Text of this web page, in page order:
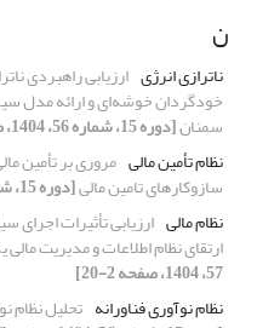
ن
ناترازی انرژی ارزیابی راهبردی
خودگردان خوشه‌ای و ارائه مدل
سمنان[دوره 15، شماره 56، 1404، صفحه 24-56]
نظام تأمین مالی مروری بر تأمین
سازوکارهای تامین مالی[دوره 15، شماره 57، 1404، صفحه 22-54]
نظام مالی ارزیابی تأثیرات
ارتقای نظام اطلاعات و مدیریت
57، 1404، صفحه 2-20]
نظام نوآوری فناورانه تحلیل نظام